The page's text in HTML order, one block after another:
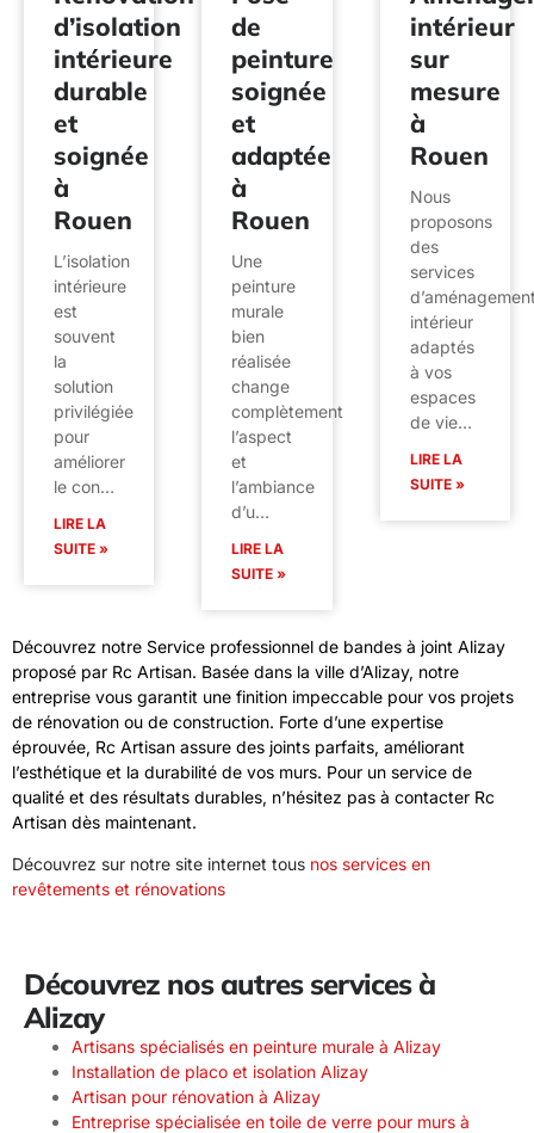
d’isolation
intérieure
durable
et
soignée
à
Rouen
L’isolation
intérieure
est
souvent
la
solution
privilégiée
pour
améliorer
le con…
LIRE LA
SUITE »
de
peinture
soignée
et
adaptée
à
Rouen
Une
peinture
murale
bien
réalisée
change
complètement
l’aspect
et
l’ambiance
d’u…
LIRE LA
SUITE »
intérieur
sur
mesure
à
Rouen
Nous
proposons
des
services
intérieur
adaptés
à vos
espaces
de vie…
LIRE LA
SUITE »
Découvrez notre Service professionnel de bandes à joint Alizay
proposé par Rc Artisan. Basée dans la ville d’Alizay, notre
entreprise vous garantit une finition impeccable pour vos projets
de rénovation ou de construction. Forte d’une expertise
éprouvée, Rc Artisan assure des joints parfaits, améliorant
l’esthétique et la durabilité de vos murs. Pour un service de
qualité et des résultats durables, n’hésitez pas à contacter Rc
Artisan dès maintenant.
Découvrez sur notre site internet tous nos services en
revêtements et rénovations
Découvrez nos autres services à
Alizay
Artisans spécialisés en peinture murale à Alizay
Installation de placo et isolation Alizay
Artisan pour rénovation à Alizay
Entreprise spécialisée en toile de verre pour murs à